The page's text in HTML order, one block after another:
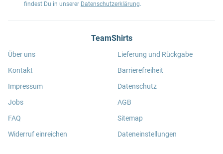
findest Du in unserer Datenschutzerklärung.
TeamShirts
Über uns
Kontakt
Impressum
Jobs
FAQ
Widerruf einreichen
Lieferung und Rückgabe
Barrierefreiheit
Datenschutz
AGB
Sitemap
Dateneinstellungen